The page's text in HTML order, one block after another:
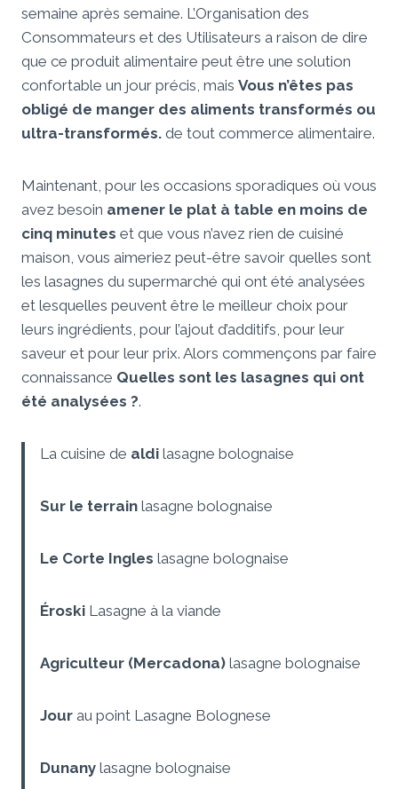
semaine après semaine. L’Organisation des
Consommateurs et des Utilisateurs a raison de dire
que ce produit alimentaire peut être une solution
confortable un jour précis, mais Vous n’êtes pas
obligé de manger des aliments transformés ou
ultra-transformés. de tout commerce alimentaire.
Maintenant, pour les occasions sporadiques où vous
avez besoin amener le plat à table en moins de
cinq minutes et que vous n’avez rien de cuisiné
maison, vous aimeriez peut-être savoir quelles sont
les lasagnes du supermarché qui ont été analysées
et lesquelles peuvent être le meilleur choix pour
leurs ingrédients, pour l’ajout d’additifs, pour leur
saveur et pour leur prix. Alors commençons par faire
connaissance Quelles sont les lasagnes qui ont
été analysées ?.
La cuisine de aldi lasagne bolognaise
Sur le terrain lasagne bolognaise
Le Corte Ingles lasagne bolognaise
Éroski Lasagne à la viande
Agriculteur (Mercadona) lasagne bolognaise
Jour au point Lasagne Bolognese
Dunany lasagne bolognaise